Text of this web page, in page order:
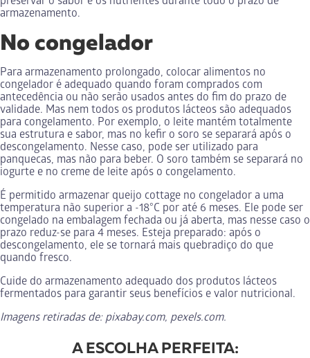
armazenamento.
No congelador
Para armazenamento prolongado, colocar alimentos no
congelador é adequado quando foram comprados com
antecedência ou não serão usados antes do fim do prazo de
validade. Mas nem todos os produtos lácteos são adequados
para congelamento. Por exemplo, o leite mantém totalmente
sua estrutura e sabor, mas no kefir o soro se separará após o
descongelamento. Nesse caso, pode ser utilizado para
panquecas, mas não para beber. O soro também se separará no
iogurte e no creme de leite após o congelamento.
É permitido armazenar queijo cottage no congelador a uma
temperatura não superior a -18°C por até 6 meses. Ele pode ser
congelado na embalagem fechada ou já aberta, mas nesse caso o
prazo reduz-se para 4 meses. Esteja preparado: após o
descongelamento, ele se tornará mais quebradiço do que
quando fresco.
Cuide do armazenamento adequado dos produtos lácteos
fermentados para garantir seus benefícios e valor nutricional.
Imagens retiradas de: pixabay.com, pexels.com.
A ESCOLHA PERFEITA: